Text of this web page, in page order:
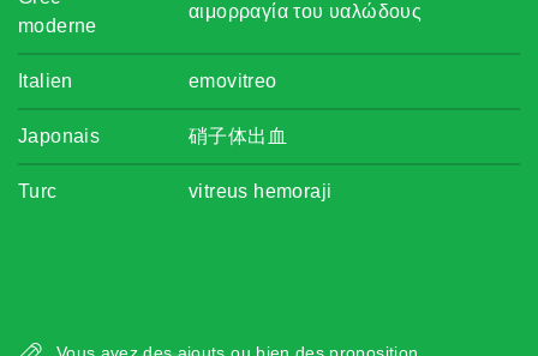
moderne
αιμορραγία του υαλώδους
Italien emovitreo
Japonais 硝子体出血
Turc vitreus hemoraji
Vous avez des ajouts ou bien des proposition